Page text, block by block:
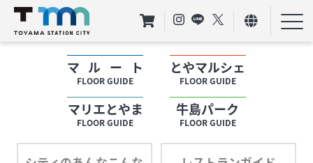
マルート
FLOOR GUIDE
とやマルシェ
FLOOR GUIDE
マリエとやま
FLOOR GUIDE
牛島パーク
FLOOR GUIDE
フロアガイド
ショップリスト
プロフィール